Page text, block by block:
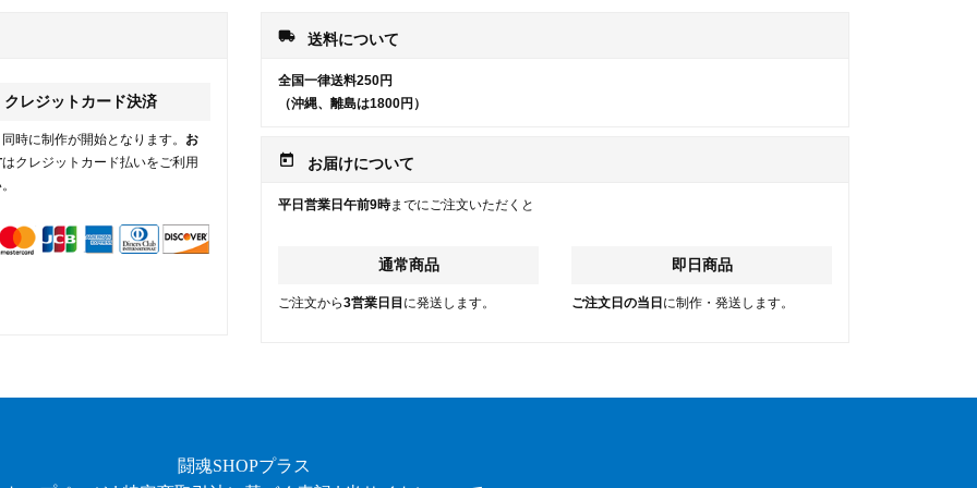
クレジットカード決済
時に制作が開始となります。 お
はクレジットカード払いをご利用
local_shipping 送料について
全国一律送料250円
（沖縄、離島は1800円）
today お届けについて
平日営業日午前9時までにご注文いただくと
通常商品
ご注文から3営業日目 に発送します。
即日商品
ご注文日の当日 に制作・発送します。
闘魂SHOPプラス